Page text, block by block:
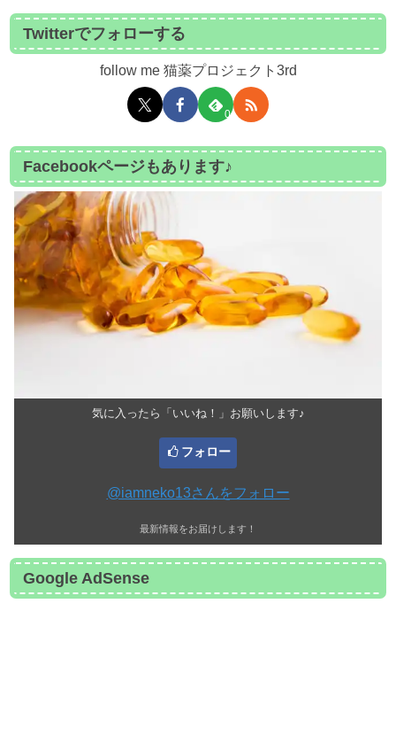
Twitterでフォローする
follow me 猫薬プロジェクト3rd
0
Facebookページもあります♪
気に入ったら「いいね！」お願いします♪
フォロー
@iamneko13さんをフォロー
最新情報をお届けします！
Google AdSense